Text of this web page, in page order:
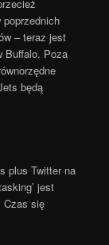
– teraz jest
Buffalo. Poza
będą
plus Twitter na
jest
Czas się